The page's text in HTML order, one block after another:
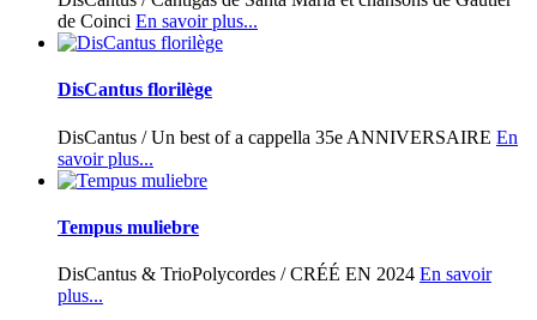
de Coinci En savoir plus...
DisCantus florilège
DisCantus / Un best of a cappella 35e ANNIVERSAIRE En
savoir plus...
Tempus muliebre
DisCantus & TrioPolycordes / CRÉÉ EN 2024 En savoir
plus...